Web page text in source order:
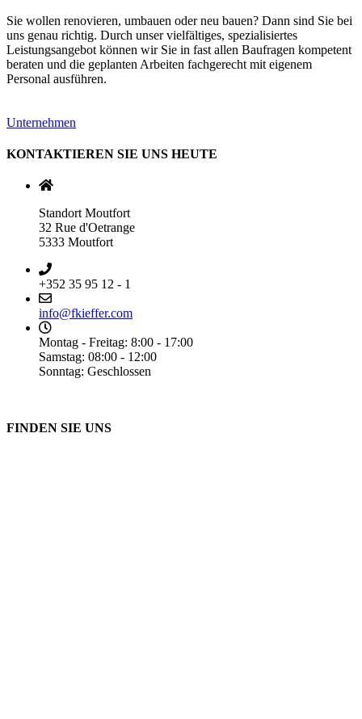
Sie wollen renovieren, umbauen oder neu bauen? Dann sind Sie bei
uns genau richtig. Durch unser vielfältiges, spezialisiertes
Leistungsangebot können wir Sie in fast allen Baufragen kompetent
beraten und die geplanten Arbeiten fachgerecht mit eigenem
Personal ausführen.
Unternehmen
KONTAKTIEREN SIE UNS HEUTE
Standort Moutfort
32 Rue d'Oetrange
5333 Moutfort
+352 35 95 12 - 1
info@fkieffer.com
Montag - Freitag: 8:00 - 17:00
Samstag: 08:00 - 12:00
Sonntag: Geschlossen
FINDEN SIE UNS